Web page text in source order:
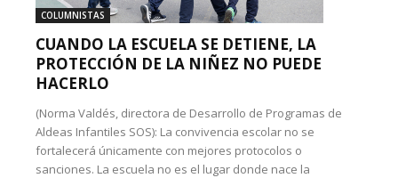
COLUMNISTAS
CUANDO LA ESCUELA SE DETIENE, LA
PROTECCIÓN DE LA NIÑEZ NO PUEDE
HACERLO
(Norma Valdés, directora de Desarrollo de Programas de
Aldeas Infantiles SOS): La convivencia escolar no se
fortalecerá únicamente con mejores protocolos o
sanciones. La escuela no es el lugar donde nace la